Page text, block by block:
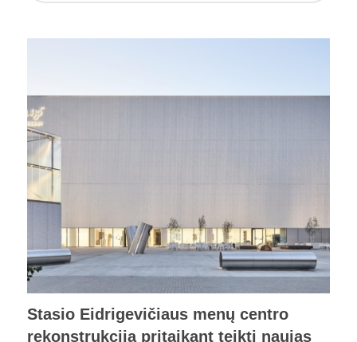
Stasio Eidrigevičiaus menų centro
rekonstrukcija pritaikant teikti naujas